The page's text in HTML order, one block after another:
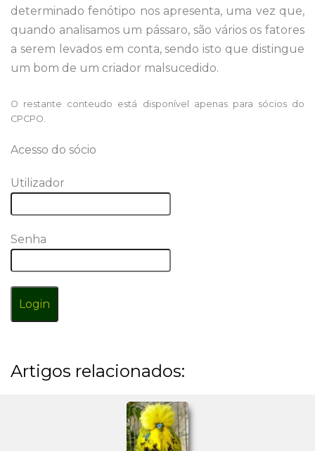
determinado fenótipo nos apresenta, uma vez que,
quando analisamos um pássaro, são vários os fatores
a serem levados em conta, sendo isto que distingue
um bom de um criador malsucedido.
O restante conteudo está disponível apenas para sócios do
CPCPO.
Acesso do sócio
Utilizador
Senha
Login
Artigos relacionados: